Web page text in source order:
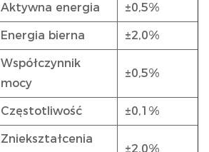
Aktywna energia ±0,5%
Energia bierna ±2,0%
Współczynnik
mocy
±0,5%
Częstotliwość ±0,1%
Zniekształcenia
±2,0%